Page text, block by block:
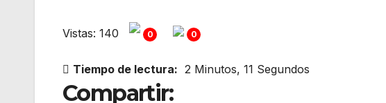
Vistas: 140 0 0
Tiempo de lectura: 2 Minutos, 11 Segundos
Compartir: